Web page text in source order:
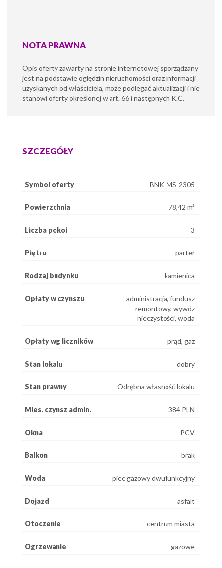
NOTA PRAWNA
Opis oferty zawarty na stronie internetowej sporządzany
jest na podstawie oględzin nieruchomości oraz informacji
uzyskanych od właściciela, może podlegać aktualizacji i nie
stanowi oferty określonej w art. 66 i następnych K.C.
SZCZEGÓŁY
Symbol oferty BNK-MS-2305
Powierzchnia 78,42 m²
Liczba pokoi 3
Piętro parter
Rodzaj budynku kamienica
Opłaty w czynszu
administracja, fundusz
remontowy, wywóz
nieczystości, woda
Opłaty wg liczników prąd, gaz
Stan lokalu dobry
Stan prawny Odrębna własność lokalu
Mies. czynsz admin. 384 PLN
Okna PCV
Balkon brak
Woda piec gazowy dwufunkcyjny
Dojazd asfalt
Otoczenie centrum miasta
Ogrzewanie gazowe